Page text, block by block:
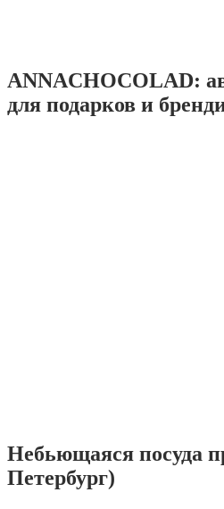
ANNACHOCOLAD:
для подарков и
Небьющаяся посуда
Петербург)